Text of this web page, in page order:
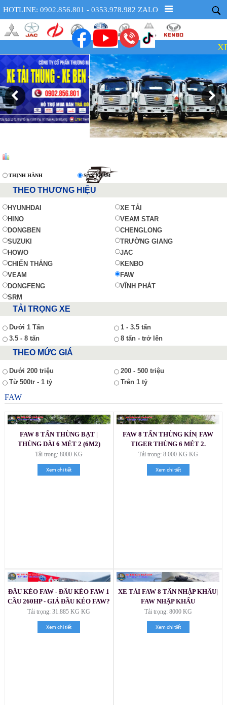
HOTLINE: 0902.856.801 - 0353.978.982 ZALO
XE
THỊNH HÀNH SẢN PHẨM
THEO THƯƠNG HIỆU
HYUNHDAI
XE TẢI
HINO
VEAM STAR
DONGBEN
CHENGLONG
SUZUKI
TRƯỜNG GIANG
HOWO
JAC
CHIẾN THẮNG
KENBO
VEAM
FAW
DONGFENG
VĨNH PHÁT
SRM
TẢI TRỌNG XE
Dưới 1 Tấn
1 - 3.5 tấn
3.5 - 8 tấn
8 tấn - trở lên
THEO MỨC GIÁ
Dưới 200 triệu
200 - 500 triệu
Từ 500tr - 1 tỷ
Trên 1 tỷ
FAW
FAW 8 TẤN THÙNG BẠT |
THÙNG DÀI 6 MÉT 2 (6M2)
Tải trọng: 8000 KG
Xem chi tiết
FAW 8 TẤN THÙNG KÍN| FAW
TIGER THÙNG 6 MÉT 2.
Tải trọng: 8.000 KG KG
Xem chi tiết
ĐẦU KÉO FAW - ĐẦU KÉO FAW 1
CẦU 260HP - GIÁ ĐẦU KÉO FAW?
Tải trọng: 31.885 KG KG
Xem chi tiết
XE TẢI FAW 8 TẤN NHẬP KHẨU|
FAW NHẬP KHẨU
Tải trọng: 8000 KG
Xem chi tiết